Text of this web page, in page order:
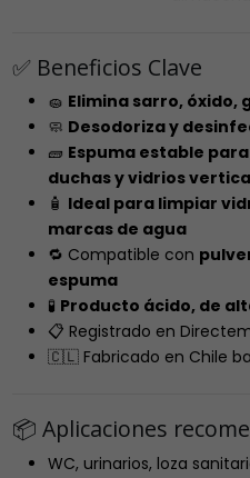
✅ Beneficios Clave
🧽 Elimina sarro, óxido,
🧼 Desodoriza y
🧱 Espuma estable
duchas y vidrios
🧴 Ideal para limpiar
marcas de agua
🔁 Compatible con
espuma
🧪 Producto ácido, de
📋 Registrado en
🇨🇱 Fabricado en Chile
📦 Aplicaciones
WC, urinarios, loza